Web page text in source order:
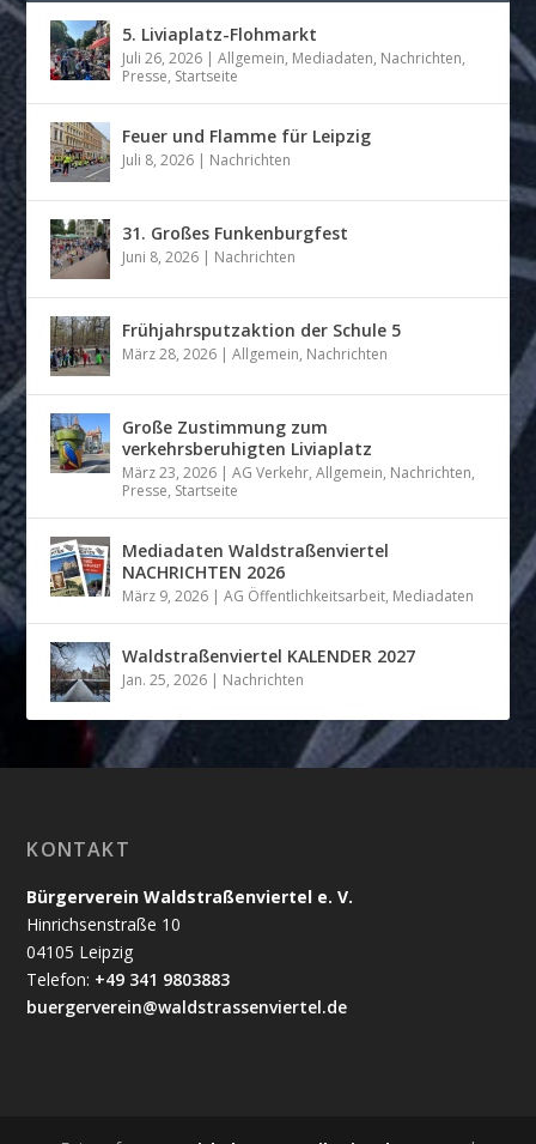
5. Liviaplatz-Flohmarkt
Juli 26, 2026 |Allgemein, Mediadaten, Nachrichten,
Presse, Startseite
Feuer und Flamme für Leipzig
Juli 8, 2026 | Nachrichten
31. Großes Funkenburgfest
Juni 8, 2026 | Nachrichten
Frühjahrsputzaktion der Schule 5
März 28, 2026 |Allgemein, Nachrichten
Große Zustimmung zum
verkehrsberuhigten Liviaplatz
März 23, 2026 |AG Verkehr,Allgemein, Nachrichten,
Presse, Startseite
Mediadaten Waldstraßenviertel
NACHRICHTEN 2026
März 9, 2026 |AG Öffentlichkeitsarbeit, Mediadaten
Waldstraßenviertel KALENDER 2027
Jan. 25, 2026 | Nachrichten
KONTAKT
Bürgerverein Waldstraßenviertel e. V.
Hinrichsenstraße 10
04105 Leipzig
Telefon: +49 341 9803883
buergerverein@waldstrassenviertel.de